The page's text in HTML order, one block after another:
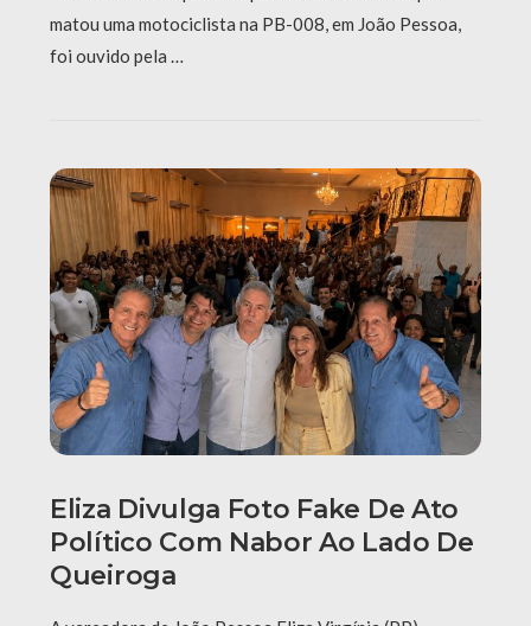
matou uma motociclista na PB-008, em João Pessoa,
foi ouvido pela …
Eliza Divulga Foto Fake De Ato
Político Com Nabor Ao Lado De
Queiroga